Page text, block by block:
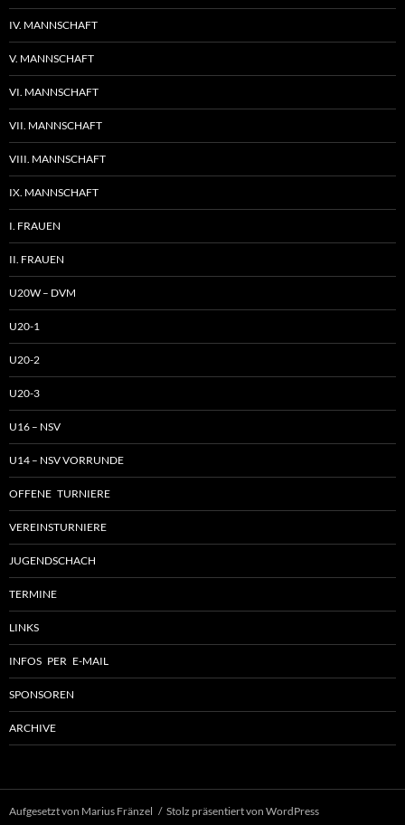
IV. MANNSCHAFT
V. MANNSCHAFT
VI. MANNSCHAFT
VII. MANNSCHAFT
VIII. MANNSCHAFT
IX. MANNSCHAFT
I. FRAUEN
II. FRAUEN
U20W – DVM
U20-1
U20-2
U20-3
U16 – NSV
U14 – NSV VORRUNDE
OFFENE TURNIERE
VEREINSTURNIERE
JUGENDSCHACH
TERMINE
LINKS
INFOS PER E-MAIL
SPONSOREN
ARCHIVE
Aufgesetzt von Marius Fränzel Stolz präsentiert von WordPress